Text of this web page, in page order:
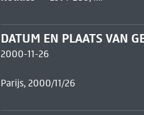
DATUM EN PLAATS VAN
2000-11-26
Parijs, 2000/11/26